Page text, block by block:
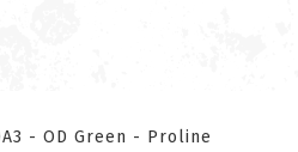
- OD Green - Proline